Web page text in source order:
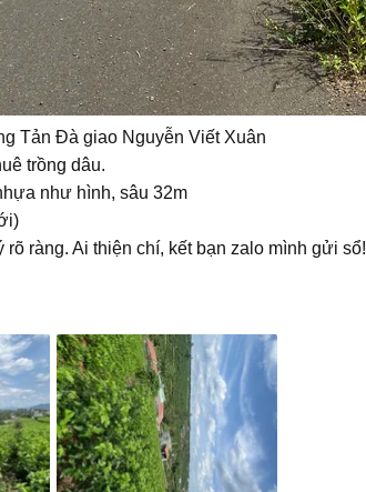
Tản Đà giao Nguyễn Viết Xuân
trồng dâu.
như hình, sâu 32m
ràng. Ai thiện chí, kết bạn zalo mình gửi sổ!